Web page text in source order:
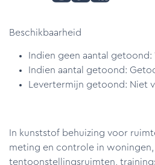
Beschikbaarheid
Indien geen aantal getoond:
Indien aantal getoond:
Levertermijn getoond: Niet
In kunststof behuizing voor
meting en controle in woningen,
tentoonstellingsruimten,